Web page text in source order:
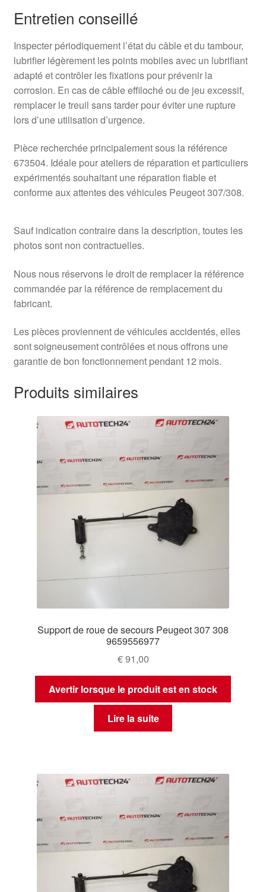
Entretien conseillé
Inspecter périodiquement l’état du câble et du tambour,
lubrifier légèrement les points mobiles avec un lubrifiant
adapté et contrôler les fixations pour prévenir la
corrosion. En cas de câble effiloché ou de jeu excessif,
remplacer le treuil sans tarder pour éviter une rupture
lors d’une utilisation d’urgence.
Pièce recherchée principalement sous la référence
673504. Idéale pour ateliers de réparation et particuliers
expérimentés souhaitant une réparation fiable et
conforme aux attentes des véhicules Peugeot 307/308.
Sauf indication contraire dans la description, toutes les
photos sont non contractuelles.
Nous nous réservons le droit de remplacer la référence
commandée par la référence de remplacement du
fabricant.
Les pièces proviennent de véhicules accidentés, elles
sont soigneusement contrôlées et nous offrons une
garantie de bon fonctionnement pendant 12 mois.
Produits similaires
Support de roue de secours Peugeot 307 308
9659556977
€91,00
Avertir lorsque le produit est en stock
Lire la suite